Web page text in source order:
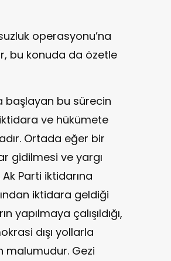
operasyonu’na
bu konuda da özetle
başlayan bu sürecin
ve hükümete
Ortada eğer bir
gidilmesi ve yargı
Parti iktidarına
iktidara geldiği
yapılmaya çalışıldığı,
dışı yollarla
malumudur. Gezi